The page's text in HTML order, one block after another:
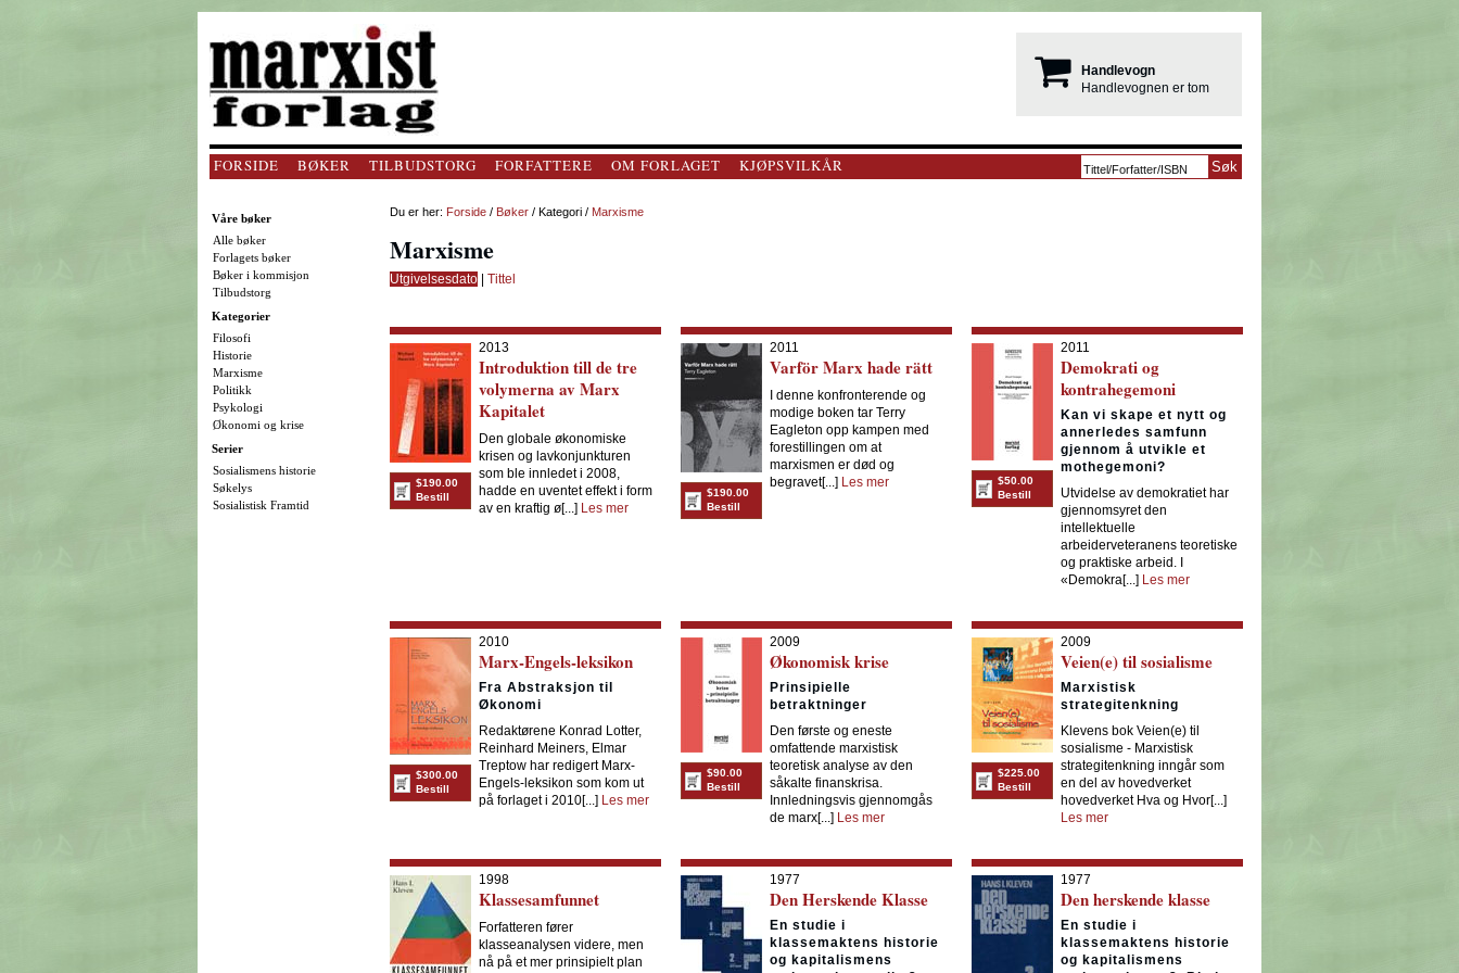
Handlevogn
Handlevognen er tom
FORSIDE BØKER TILBUDSTORG FORFATTERE OM FORLAGET KJØPSVILKÅR
Våre bøker
Alle bøker
Forlagets bøker
Bøker i kommisjon
Tilbudstorg
Kategorier
Filosofi
Historie
Marxisme
Politikk
Psykologi
Økonomi og krise
Serier
Sosialismens historie
Søkelys
Sosialistisk Framtid
Du er her: Forside / Bøker / Kategori / Marxisme
Marxisme
Utgivelsesdato Tittel
$190.00
Bestill
2013
Introduktion till de tre
volymerna av Marx
Kapitalet
Den globale økonomiske
krisen og lavkonjunkturen
som ble innledet i 2008,
hadde en uventet effekt i form
av en kraftig ø[...] Les mer
$190.00
Bestill
2011
Varför Marx hade rätt
I denne konfronterende og
modige boken tar Terry
Eagleton opp kampen med
forestillingen om at
marxismen er død og
begravet[...] Les mer
$50.00
Bestill
2011
Demokrati og
kontrahegemoni
Kan vi skape et nytt og
annerledes samfunn
gjennom å utvikle et
mothegemoni?
Utvidelse av demokratiet har
gjennomsyret den
intellektuelle
arbeiderveteranens teoretiske
og praktiske arbeid. I
«Demokra[...] Les mer
$300.00
Bestill
2010
Marx-Engels-leksikon
Fra Abstraksjon til
Økonomi
Redaktørene Konrad Lotter,
Reinhard Meiners, Elmar
Treptow har redigert Marx-
Engels-leksikon som kom ut
på forlaget i 2010[...] Les mer
$90.00
Bestill
2009
Økonomisk krise
Prinsipielle
betraktninger
Den første og eneste
omfattende marxistisk
teoretisk analyse av den
såkalte finanskrisa.
Innledningsvis gjennomgås
de marx[...] Les mer
$225.00
Bestill
2009
Veien(e) til sosialisme
Marxistisk
strategitenkning
Klevens bok Veien(e) til
sosialisme - Marxistisk
strategitenkning inngår som
en del av hovedverket
hovedverket Hva og Hvor[...]
Les mer
1998
Klassesamfunnet
Forfatteren fører
klasseanalysen videre, men
nå på et mer prinsipielt plan
1977
Den Herskende Klasse
En studie i
klassemaktens historie
og kapitalismens
1977
Den herskende klasse
En studie i
klassemaktens historie
og kapitalismens